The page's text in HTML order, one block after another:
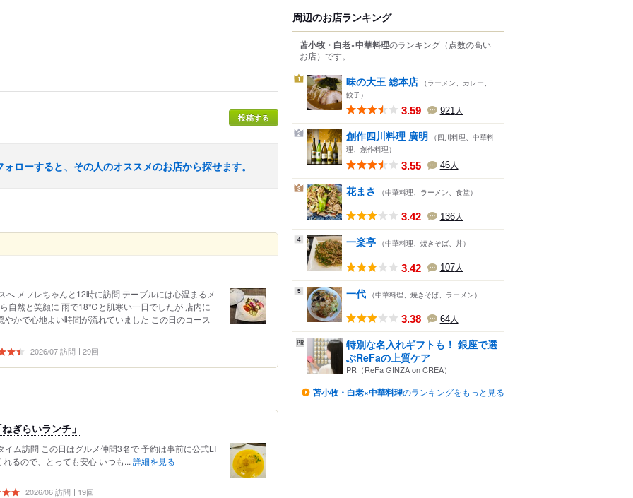
投稿する
ローすると、その人のオススメのお店から探せます。
へ メフレちゃんと12時に訪問 テーブルには心温まるメ
自然と笑顔に 雨で18℃と肌寒い一日でしたが 店内に
かで心地よい時間が流れていました この日のコース
2026/07 訪問 29回
ぎらいランチ」
ム訪問 この日はグルメ仲間3名で 予約は事前に公式LI
るので、とっても安心 いつも... 詳細を見る
2026/06 訪問 19回
周辺のお店ランキング
苫小牧・白老×中華料理のランキング （点数の高い
お店） です。
1 味の大王 総本店 （ラーメン、カレー、
餃子）
3.59 921 人
2 創作四川料理 廣明 （四川料理、中華料
理、創作料理）
3.55 46人
3 花まさ （中華料理、ラーメン、食堂）
3.42 136人
4 一楽亭 （中華料理、焼きそば、丼）
3.42 107人
5 一代 （中華料理、焼きそば、ラーメン）
3.38 64人
特別な名入れギフトも！ 銀座で選
ぶReFaの上質ケア
PR（ReFa GINZA on CREA）
苫小牧・白老×中華料理のランキングをもっと見る